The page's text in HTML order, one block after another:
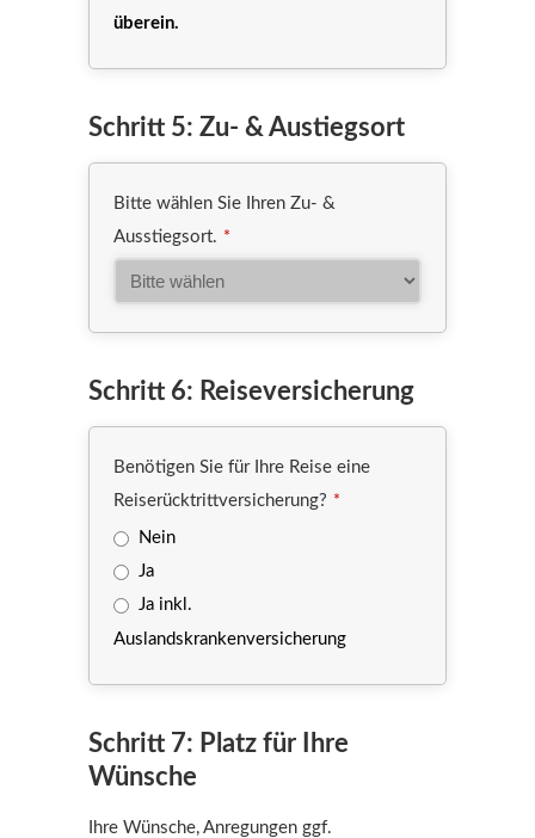
überein.
Schritt 5: Zu- & Austiegsort
Bitte wählen Sie Ihren Zu- &
Ausstiegsort. *
Schritt 6: Reiseversicherung
Benötigen Sie für Ihre Reise eine
Reiserücktrittversicherung? *
Nein
Ja
Ja inkl.
Auslandskrankenversicherung
Schritt 7: Platz für Ihre
Wünsche
Ihre Wünsche, Anregungen ggf.